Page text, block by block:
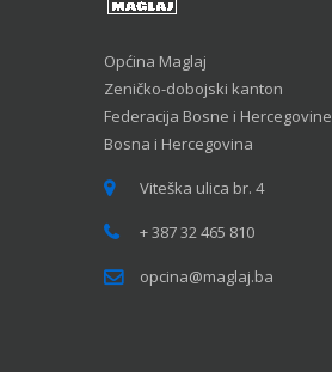
Općina Maglaj
Zeničko-dobojski kanton
Federacija Bosne i Hercegovine
Bosna i Hercegovina
Viteška ulica br. 4
+ 387 32 465 810
opcina@maglaj.ba